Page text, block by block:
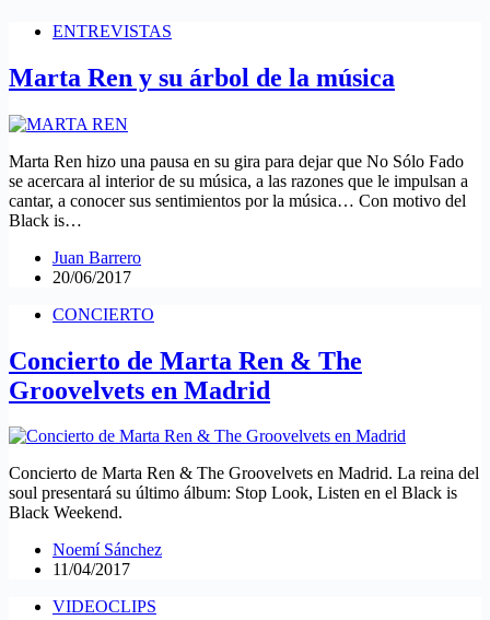
ENTREVISTAS
Marta Ren y su árbol de la música
Marta Ren hizo una pausa en su gira para dejar que No Sólo Fado
se acercara al interior de su música, a las razones que le impulsan a
cantar, a conocer sus sentimientos por la música… Con motivo del
Black is…
Juan Barrero
20/06/2017
CONCIERTO
Concierto de Marta Ren & The
Groovelvets en Madrid
Concierto de Marta Ren & The Groovelvets en Madrid. La reina del
soul presentará su último álbum: Stop Look, Listen en el Black is
Black Weekend.
Noemí Sánchez
11/04/2017
VIDEOCLIPS